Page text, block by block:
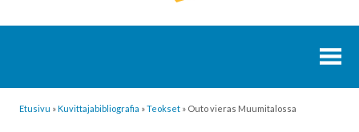
Etusivu »Kuvittaja­bibliografia »Teokset » Outo vieras Muumitalossa